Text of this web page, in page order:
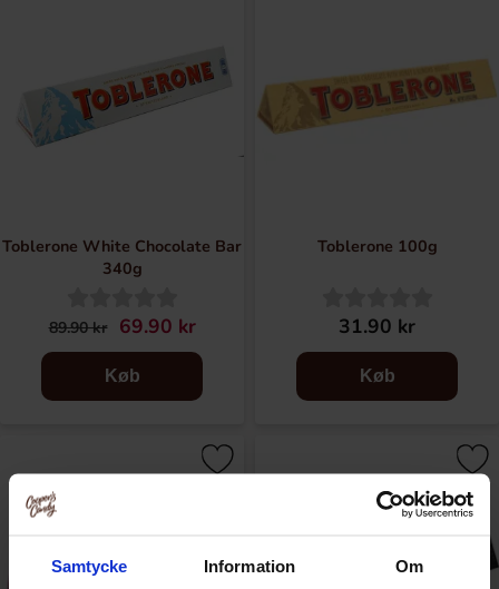
Samtycke Information Om
Toblerone White Chocolate Bar
340g
89.90 kr 69.90 kr
Køb
Toblerone 100g
31.90 kr
Køb